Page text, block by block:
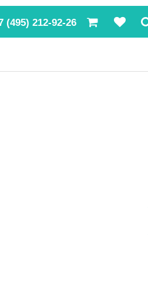
(495) 212-92-26